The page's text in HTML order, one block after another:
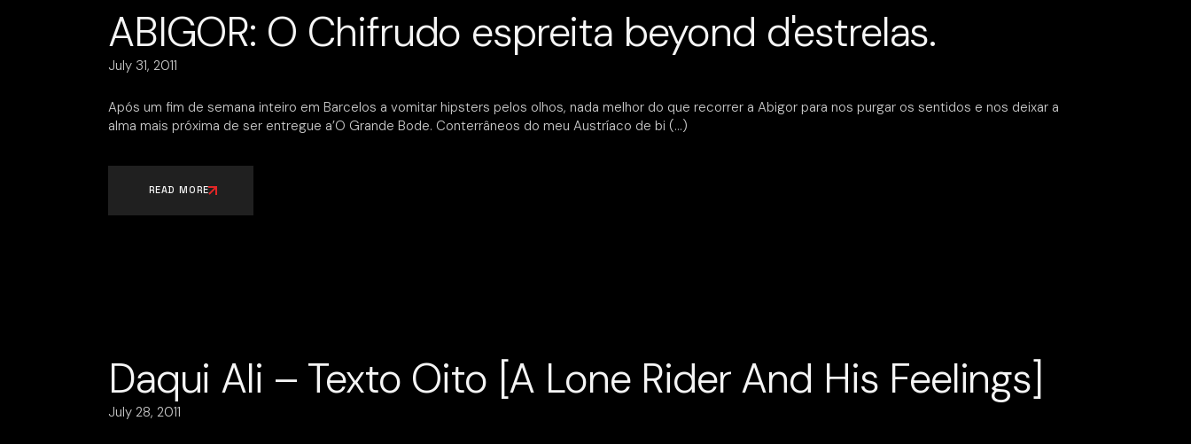
ABIGOR: O Chifrudo espreita beyond d'estrelas.
July 31, 2011
Após um fim de semana inteiro em Barcelos a vomitar hipsters pelos olhos, nada melhor do que recorrer a Abigor para nos purgar os sentidos e nos deixar a
alma mais próxima de ser entregue a’O Grande Bode. Conterrâneos do meu Austríaco de bi
READ MORE
Daqui Ali – Texto Oito [A Lone Rider And His Feelings]
July 28, 2011